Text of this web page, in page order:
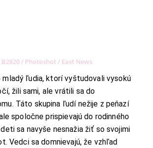
/ Photoshot / East News
mladý ľudia, ktorí vyštudovali vysokú
žili sami, ale vrátili sa do
Táto skupina ľudí nežije z peňazí
spoločne prispievajú do rodinného
sa navyše nesnažia žiť so svojimi
Vedci sa domnievajú, že vzhľad